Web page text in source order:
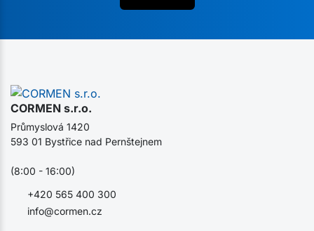
CORMEN s.r.o.
info@cormen.cz
+420 565 400 300
Průmyslová 1420
593 01 Bystřice nad Pernštejnem
(8:00 - 16:00)